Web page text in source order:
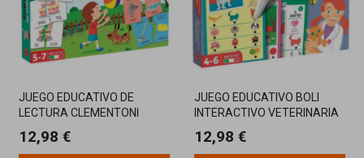
JUEGO EDUCATIVO DE
LECTURA CLEMENTONI
12,98 €
JUEGO EDUCATIVO BOLI
INTERACTIVO VETERINARIA
12,98 €